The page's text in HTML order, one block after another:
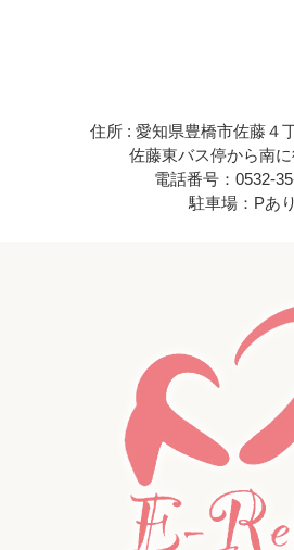
住所 : 愛知県豊橋市佐藤４
佐藤東バス停から南
電話番号：0532-
駐車場：Pあり